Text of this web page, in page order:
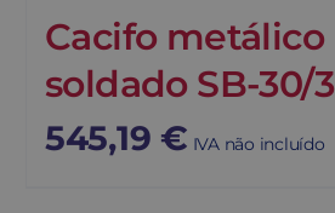
Cacifo metálico
soldado SB-30/3
545,19 € IVA não incluído